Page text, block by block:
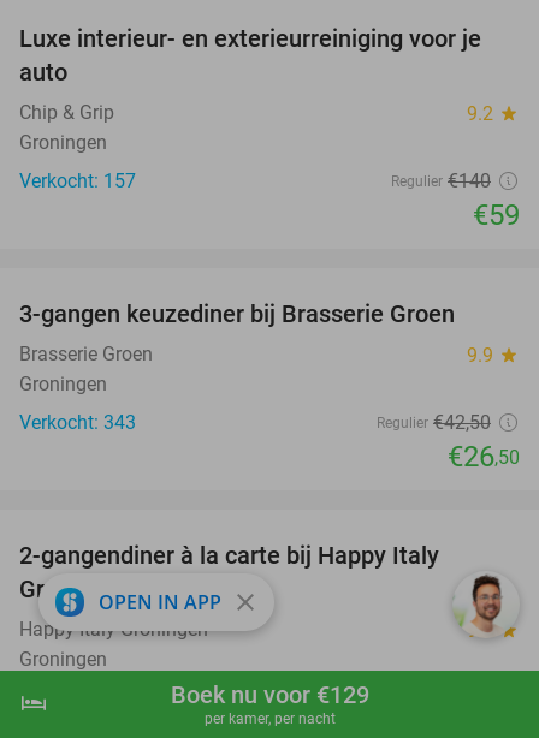
shopping_cart Boek nu
hotel Boek nu voor €129
per kamer, per nacht
58%
Luxe interieur- en exterieurreiniging voor je
auto
Chip & Grip 9.2 star
Groningen
Verkocht: 157
Regulier €140
€59
3-gangen keuzediner bij Brasserie Groen
Brasserie Groen 9.9 star
Groningen
Verkocht: 343
Regulier €42,50
€26,50
35%
2-gangendiner à la carte bij Happy Italy
Groningen
Happy Italy Groningen 9.1 star
Groningen
Verkocht: 2.413
OPEN IN APP close